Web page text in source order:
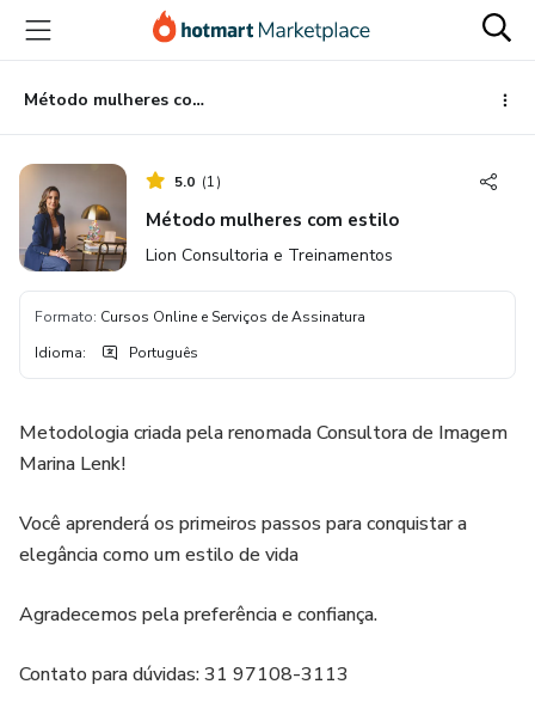
para
conteúdo
principal
para
pagamento
para
rodapé
Método mulheres com estilo
5.0 (1)
Método mulheres com estilo
Lion Consultoria e Treinamentos
Formato: Cursos Online e Serviços de Assinatura
Idioma: Português
Metodologia criada pela renomada Consultora de Imagem
Marina Lenk!
Você aprenderá os primeiros passos para conquistar a
elegância como um estilo de vida
Agradecemos pela preferência e confiança.
Contato para dúvidas: 31 97108-3113